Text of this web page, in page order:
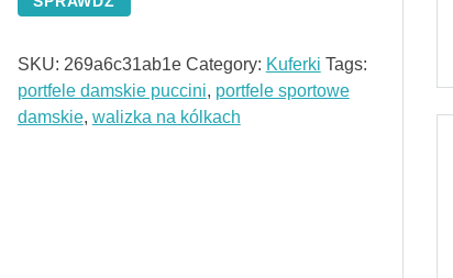
SKU: 269a6c31ab1e Category: Kuferki Tags:
portfele damskie puccini, portfele sportowe
damskie, walizka na kólkach